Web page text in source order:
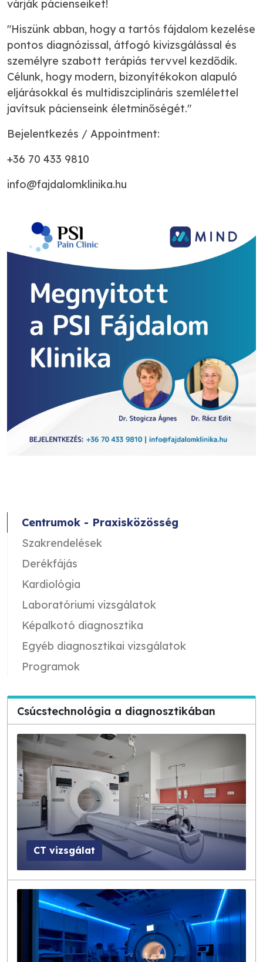
várják pácienseiket!
"Hiszünk abban, hogy a tartós fájdalom kezelése
pontos diagnózissal, átfogó kivizsgálással és
személyre szabott terápiás tervvel kezdődik.
Célunk, hogy modern, bizonyítékokon alapuló
eljárásokkal és multidiszciplináris szemlélettel
javítsuk pácienseink életminőségét."
Bejelentkezés / Appointment:
+36 70 433 9810
info@fajdalomklinika.hu
Centrumok - Praxisközösség
Szakrendelések
Derékfájás
Kardiológia
Laboratóriumi vizsgálatok
Képalkotó diagnosztika
Egyéb diagnosztikai vizsgálatok
Programok
Csúcstechnológia a diagnosztikában
CT vizsgálat